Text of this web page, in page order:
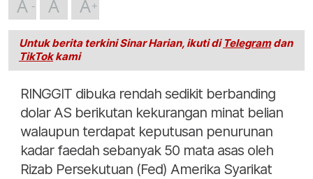
A A A
Untuk berita terkini Sinar Harian, ikuti di Telegramdan
TikTokkami
RINGGIT dibuka rendah sedikit berbanding
dolar AS berikutan kekurangan minat belian
walaupun terdapat keputusan penurunan
kadar faedah sebanyak 50 mata asas oleh
Rizab Persekutuan (Fed) Amerika Syarikat